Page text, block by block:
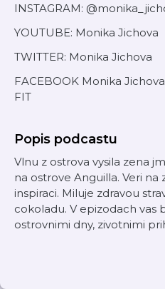
INSTAGRAM:
YOUTUBE: Monika Jichova
TWITTER: Monika Jichova
FACEBOOK Monika
FIT
Popis podcastu
Vlnu z ostrova vysila zena
na ostrove Anguilla. Veri
inspiraci. Miluje zdravou
cokoladu. V epizodach vas
ostrovnimi dny, zivotnimi